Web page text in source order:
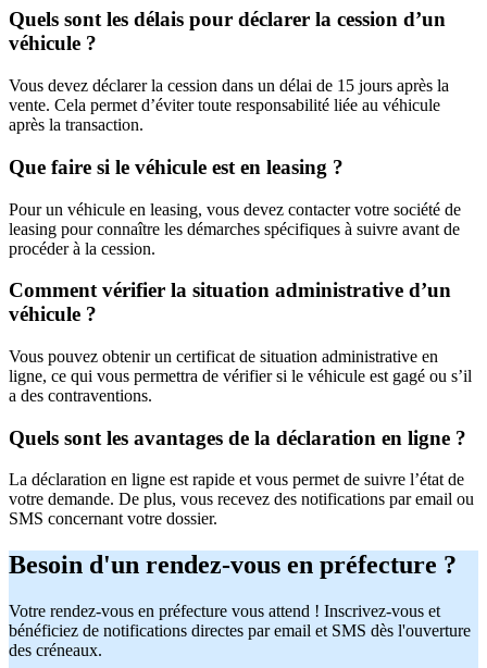
Quels sont les délais pour déclarer la cession d’un
véhicule ?
Vous devez déclarer la cession dans un délai de 15 jours après la
vente. Cela permet d’éviter toute responsabilité liée au véhicule
après la transaction.
Que faire si le véhicule est en leasing ?
Pour un véhicule en leasing, vous devez contacter votre société de
leasing pour connaître les démarches spécifiques à suivre avant de
procéder à la cession.
Comment vérifier la situation administrative d’un
véhicule ?
Vous pouvez obtenir un certificat de situation administrative en
ligne, ce qui vous permettra de vérifier si le véhicule est gagé ou s’il
a des contraventions.
Quels sont les avantages de la déclaration en ligne ?
La déclaration en ligne est rapide et vous permet de suivre l’état de
votre demande. De plus, vous recevez des notifications par email ou
SMS concernant votre dossier.
Besoin d'un rendez-vous en préfecture ?
Votre rendez-vous en préfecture vous attend ! Inscrivez-vous et
bénéficiez de notifications directes par email et SMS dès l'ouverture
des créneaux.